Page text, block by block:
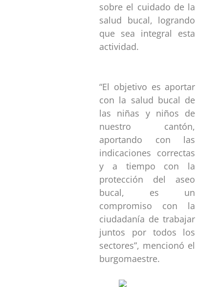
sobre el cuidado de la
salud bucal, logrando
que sea integral esta
actividad.
“El objetivo es aportar
con la salud bucal de
las niñas y niños de
nuestro cantón,
aportando con las
indicaciones correctas
y a tiempo con la
protección del aseo
bucal, es un
compromiso con la
ciudadanía de trabajar
juntos por todos los
sectores”, mencionó el
burgomaestre.